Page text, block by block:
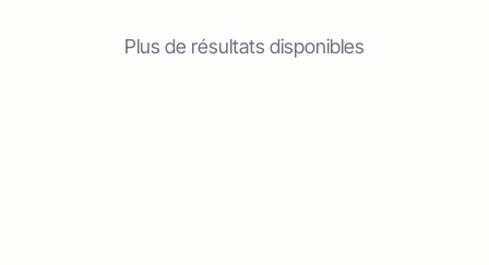
Plus de résultats disponibles